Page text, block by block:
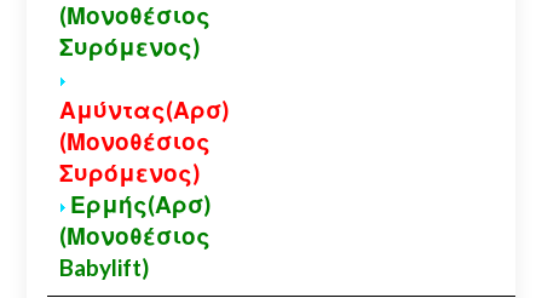
(Μονοθέσιος
Συρόμενος)
Αμύντας(Αρσ)
(Μονοθέσιος
Συρόμενος)
Ερμής(Αρσ)
(Μονοθέσιος
Babylift)